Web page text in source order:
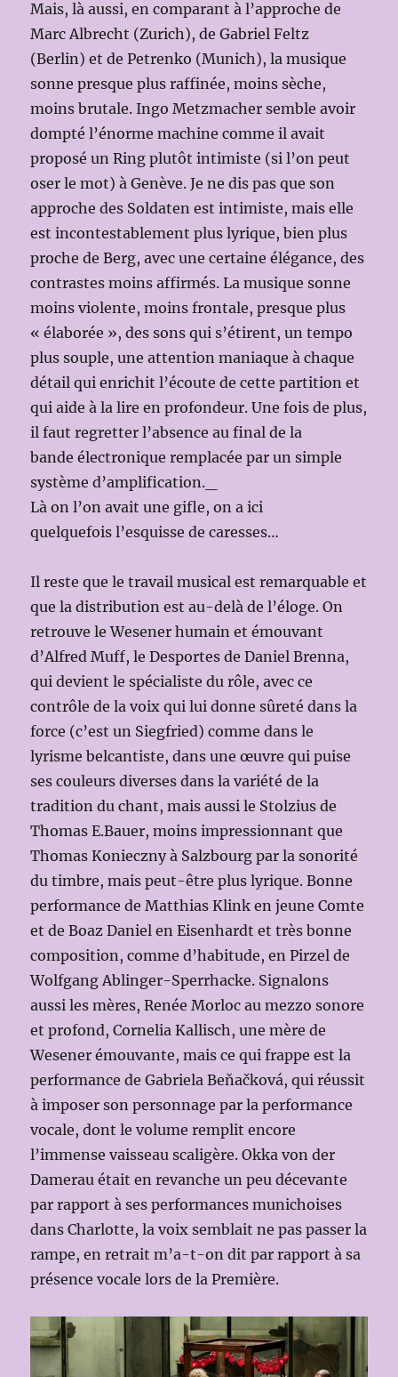
Mais, là aussi, en comparant à l’approche de
Marc Albrecht (Zurich), de Gabriel Feltz
(Berlin) et de Petrenko (Munich), la musique
sonne presque plus raffinée, moins sèche,
moins brutale. Ingo Metzmacher semble avoir
dompté l’énorme machine comme il avait
proposé un Ring plutôt intimiste (si l’on peut
oser le mot) à Genève. Je ne dis pas que son
approche des Soldaten est intimiste, mais elle
est incontestablement plus lyrique, bien plus
proche de Berg, avec une certaine élégance, des
contrastes moins affirmés. La musique sonne
moins violente, moins frontale, presque plus
« élaborée », des sons qui s’étirent, un tempo
plus souple, une attention maniaque à chaque
détail qui enrichit l’écoute de cette partition et
qui aide à la lire en profondeur. Une fois de plus,
il faut regretter l’absence au final de la
bande électronique remplacée par un simple
système d’amplification._
Là on l’on avait une gifle, on a ici
quelquefois l’esquisse de caresses…
Il reste que le travail musical est remarquable et
que la distribution est au-delà de l’éloge. On
retrouve le Wesener humain et émouvant
d’Alfred Muff, le Desportes de Daniel Brenna,
qui devient le spécialiste du rôle, avec ce
contrôle de la voix qui lui donne sûreté dans la
force (c’est un Siegfried) comme dans le
lyrisme belcantiste, dans une œuvre qui puise
ses couleurs diverses dans la variété de la
tradition du chant, mais aussi le Stolzius de
Thomas E.Bauer, moins impressionnant que
Thomas Konieczny à Salzbourg par la sonorité
du timbre, mais peut-être plus lyrique. Bonne
performance de Matthias Klink en jeune Comte
et de Boaz Daniel en Eisenhardt et très bonne
composition, comme d’habitude, en Pirzel de
Wolfgang Ablinger-Sperrhacke. Signalons
aussi les mères, Renée Morloc au mezzo sonore
et profond, Cornelia Kallisch, une mère de
Wesener émouvante, mais ce qui frappe est la
performance de Gabriela Beňačková, qui réussit
à imposer son personnage par la performance
vocale, dont le volume remplit encore
l’immense vaisseau scaligère. Okka von der
Damerau était en revanche un peu décevante
par rapport à ses performances munichoises
dans Charlotte, la voix semblait ne pas passer la
rampe, en retrait m’a-t-on dit par rapport à sa
présence vocale lors de la Première.